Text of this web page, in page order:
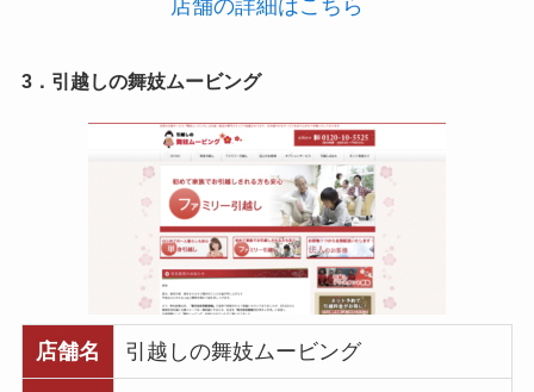
店舗の詳細はこちら
3．引越しの舞妓ムービング
店舗名 引越しの舞妓ムービング